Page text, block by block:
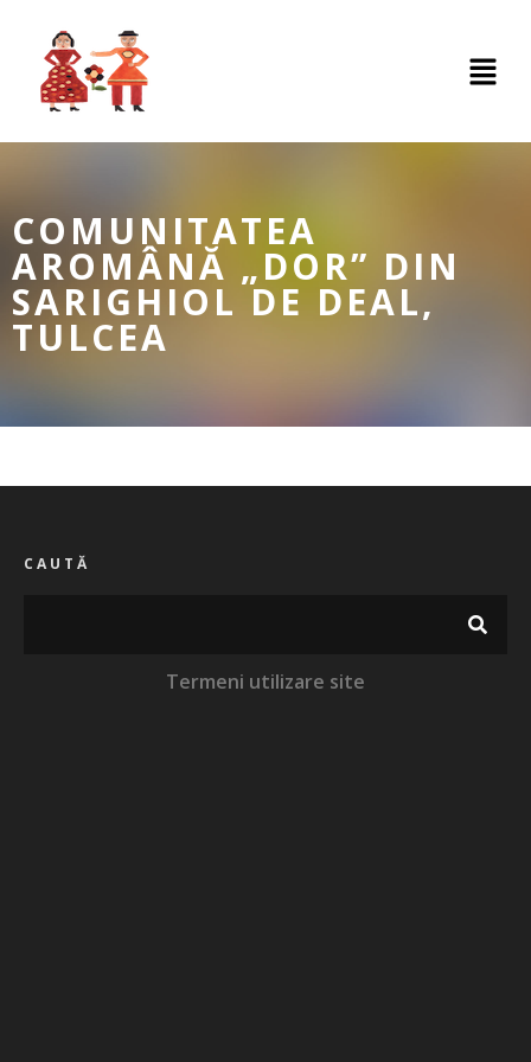
COMUNITATEA
AROMÂNĂ „DOR” DIN
SARIGHIOL DE DEAL,
TULCEA
CAUTĂ
Termeni utilizare site